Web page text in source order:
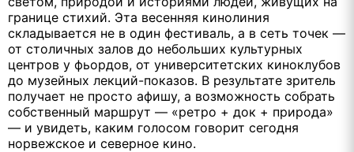
границе стихий. Эта весенняя кинолиния
складывается не в один фестиваль, а в сеть точек —
от столичных залов до небольших культурных
центров у фьордов, от университетских киноклубов
до музейных лекций-показов. В результате зритель
получает не просто афишу, а возможность собрать
собственный маршрут — «ретро + док + природа»
— и увидеть, каким голосом говорит сегодня
норвежское и северное кино.